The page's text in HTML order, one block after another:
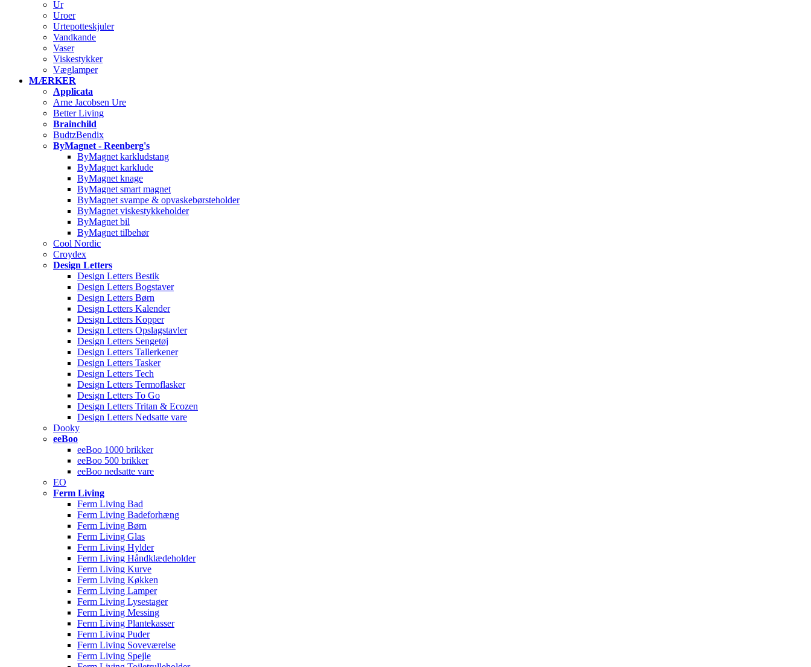
Ur
Uroer
Urtepotteskjuler
Vandkande
Vaser
Viskestykker
Væglamper
MÆRKER
Applicata
Arne Jacobsen Ure
Better Living
Brainchild
BudtzBendix
ByMagnet - Reenberg's
ByMagnet karkludstang
ByMagnet karklude
ByMagnet knage
ByMagnet smart magnet
ByMagnet svampe & opvaskebørsteholder
ByMagnet viskestykkeholder
ByMagnet bil
ByMagnet tilbehør
Cool Nordic
Croydex
Design Letters
Design Letters Bestik
Design Letters Bogstaver
Design Letters Børn
Design Letters Kalender
Design Letters Kopper
Design Letters Opslagstavler
Design Letters Sengetøj
Design Letters Tallerkener
Design Letters Tasker
Design Letters Tech
Design Letters Termoflasker
Design Letters To Go
Design Letters Tritan & Ecozen
Design Letters Nedsatte vare
Dooky
eeBoo
eeBoo 1000 brikker
eeBoo 500 brikker
eeBoo nedsatte vare
EO
Ferm Living
Ferm Living Bad
Ferm Living Badeforhæng
Ferm Living Børn
Ferm Living Glas
Ferm Living Hylder
Ferm Living Håndklædeholder
Ferm Living Kurve
Ferm Living Køkken
Ferm Living Lamper
Ferm Living Lysestager
Ferm Living Messing
Ferm Living Plantekasser
Ferm Living Puder
Ferm Living Soveværelse
Ferm Living Spejle